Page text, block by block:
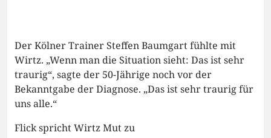
Der Kölner Trainer Steffen Baumgart fühlte mit
Wirtz. „Wenn man die Situation sieht: Das ist sehr
traurig“, sagte der 50-Jährige noch vor der
Bekanntgabe der Diagnose. „Das ist sehr traurig für
uns alle.“
Flick spricht Wirtz Mut zu